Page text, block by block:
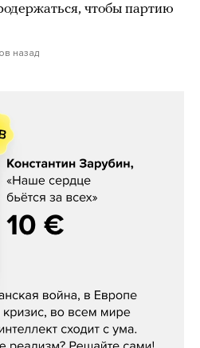
чтобы партию
назад
«Наше сердце